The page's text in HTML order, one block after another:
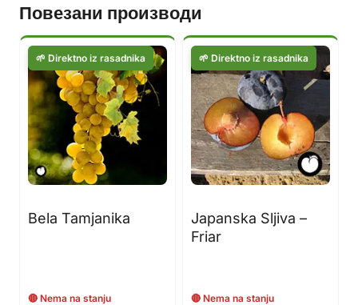
Повезани производи
Bela Tamjanika
Japanska Sljiva –
Friar